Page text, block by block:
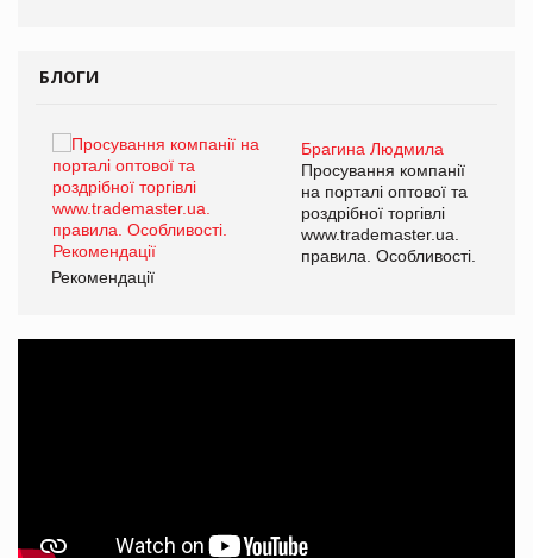
БЛОГИ
Брагина Людмила
Просування компанії
на порталі оптової та
роздрібної торгівлі
www.trademaster.ua.
правила. Особливості.
Рекомендації